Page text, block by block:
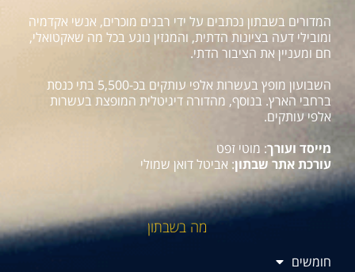
המדורים בשבתון נכתבים על ידי רבנים מוכרים, אנשי אקדמיה
ומובילי דעה בציונות הדתית, והמגזין נוגע בכל מה שאקטואלי,
חם ומעניין את הציבור הדתי.
השבועון מופץ בעשרות אלפי עותקים בכ-5,500 בתי כנסת
ברחבי הארץ. בנוסף, מהדורה דיגיטלית המופצת בעשרות
אלפי עותקים.
מייסד ועורך: מוטי זפט
עורכת אתר שבתון: אביטל דואן שמולי
מה בשבתון
חומשים